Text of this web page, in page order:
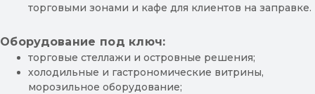
торговыми зонами и кафе для клиентов на заправке.
Оборудование под ключ:
торговые стеллажи и островные решения;
холодильные и гастрономические витрины,
морозильное оборудование;